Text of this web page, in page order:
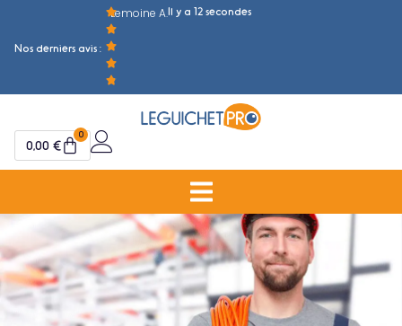
Nos derniers avis :
Lemoine A.Il y a 12 secondes
0,00 €
0